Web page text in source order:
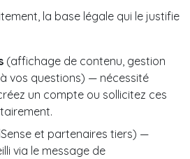
la base légale qui le justifie
(affichage de contenu, gestion
vos questions) — nécessité
un compte ou sollicitez ces
et partenaires tiers) —
via le message de